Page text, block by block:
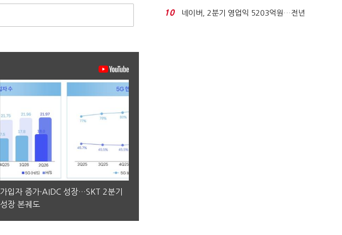
가입자 증가·AIDC 성장…SKT 2분기
성장 본궤도
6.3% 인상·격려...
10
네이버, 2분기 영업익 5203억원…전년